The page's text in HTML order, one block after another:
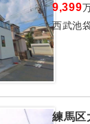
9,399
西武池
練馬区